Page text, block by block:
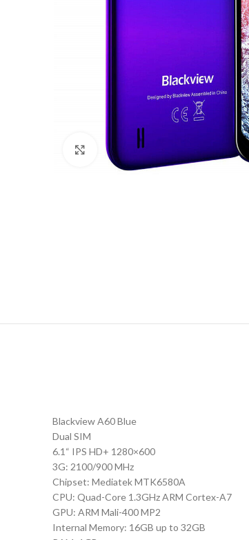
Click to enlarge
Blackview A60 Blue
Dual SIM
6.1“ IPS HD+ 1280×600
3G: 2100/900 MHz
Chipset: Mediatek MTK6580A
CPU: Quad-Core 1.3GHz ARM Cortex-A7
GPU: ARM Mali-400 MP2
Internal Memory: 16GB up to 32GB